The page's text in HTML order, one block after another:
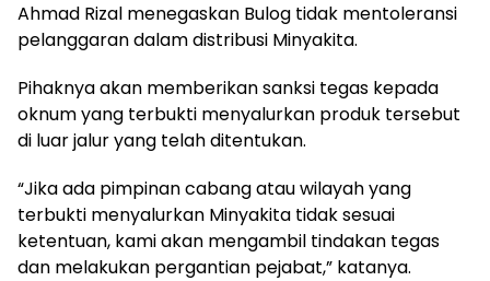
Ahmad Rizal menegaskan Bulog tidak mentoleransi
pelanggaran dalam distribusi Minyakita.
Pihaknya akan memberikan sanksi tegas kepada
oknum yang terbukti menyalurkan produk tersebut
di luar jalur yang telah ditentukan.
“Jika ada pimpinan cabang atau wilayah yang
terbukti menyalurkan Minyakita tidak sesuai
ketentuan, kami akan mengambil tindakan tegas
dan melakukan pergantian pejabat,” katanya.